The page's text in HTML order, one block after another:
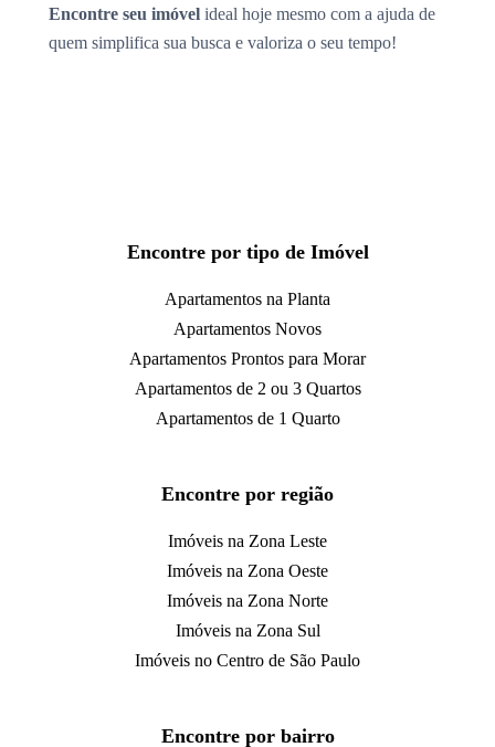
Encontre seu imóvel ideal hoje mesmo com a ajuda de
quem simplifica sua busca e valoriza o seu tempo!
Encontre por tipo de Imóvel
Apartamentos na Planta
Apartamentos Novos
Apartamentos Prontos para Morar
Apartamentos de 2 ou 3 Quartos
Apartamentos de 1 Quarto
Encontre por região
Imóveis na Zona Leste
Imóveis na Zona Oeste
Imóveis na Zona Norte
Imóveis na Zona Sul
Imóveis no Centro de São Paulo
Encontre por bairro